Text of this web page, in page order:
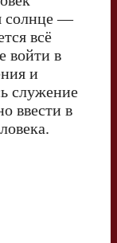
солнце —
всё
войти в
и
служение
ввести в